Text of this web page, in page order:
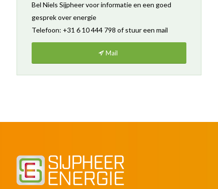
Bel Niels Sijpheer voor informatie en een goed
gesprek over energie
Telefoon: +31 6 10 444 798 of stuur een mail
Mail